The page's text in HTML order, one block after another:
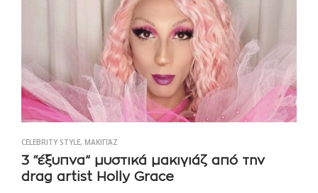
CELEBRITY STYLE, ΜΑΚΙΓΙΆΖ
3 “έξυπνα” μυστικά μακιγιάζ από την
drag artist Holly Grace